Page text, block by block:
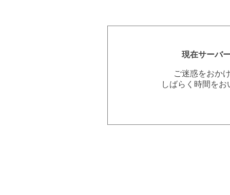
現在サーバ
ご迷惑をおか
しばらく時間を